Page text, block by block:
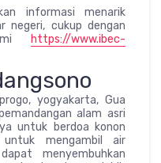
informasi menarik
negeri, cukup dengan
https://www.ibec-
yogyakarta, Gua
alam asri
untuk berdoa konon
mengambil air
menyembuhkan